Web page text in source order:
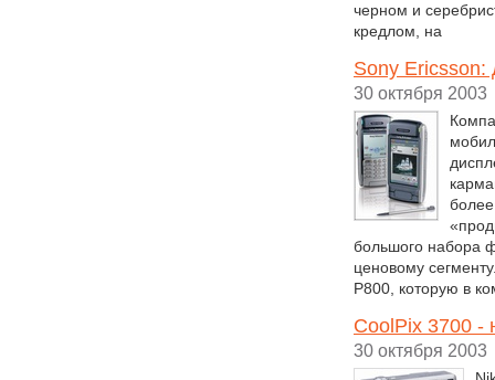
черном и
кредлом, на
Sony Ericsson:
30 октября 2003
большого набора
ценовому
Р800, которую в
CoolPix 3700 -
30 октября 2003